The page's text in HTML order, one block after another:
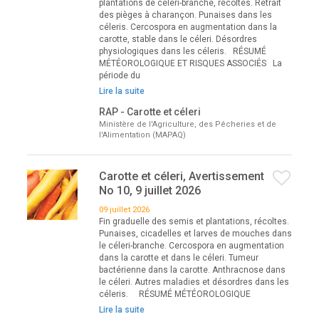
plantations de céleri-branche, récoltes. Retrait
des pièges à charançon. Punaises dans les
céleris. Cercospora en augmentation dans la
carotte, stable dans le céleri. Désordres
physiologiques dans les céleris. RÉSUMÉ
MÉTÉOROLOGIQUE ET RISQUES ASSOCIÉS La
période du
Lire la suite
RAP - Carotte et céleri
Ministère de l'Agriculture, des Pêcheries et de
l'Alimentation (MAPAQ)
Carotte et céleri, Avertissement
No 10, 9 juillet 2026
09 juillet 2026
Fin graduelle des semis et plantations, récoltes.
Punaises, cicadelles et larves de mouches dans
le céleri-branche. Cercospora en augmentation
dans la carotte et dans le céleri. Tumeur
bactérienne dans la carotte. Anthracnose dans
le céleri. Autres maladies et désordres dans les
céleris. RÉSUMÉ MÉTÉOROLOGIQUE
Lire la suite